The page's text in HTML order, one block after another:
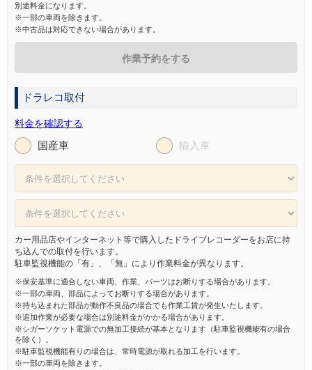
別途料金になります。
※一部の車両を除きます。
※中古品は対応できない場合があります。
作業予約をする
ドラレコ取付
料金を確認する
国産車 輸入車
カー用品店やインターネット等で購入したドライブレコーダーをお店に持
ち込んでの取付を行います。
駐車監視機能の「有」、「無」により作業料金が異なります。
※保安基準に適合しない車両、作業、パーツはお断りする場合があります。
※一部の車両、部品によってお断りする場合があります。
※持ち込まれた部品が動作不良品の場合でも作業工賃が発生いたします。
※追加作業が必要な場合は別途料金がかかる場合があります。
※シガーソケット電源での無加工接続が基本となります（駐車監視機能有の場合
を除く）。
※駐車監視機能有りの場合は、常時電源が取れる加工を行います。
※一部の車両を除きます。